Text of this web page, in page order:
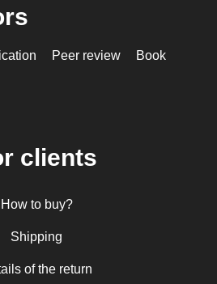
Peer review
Book
clients
How to buy?
Shipping
of the return